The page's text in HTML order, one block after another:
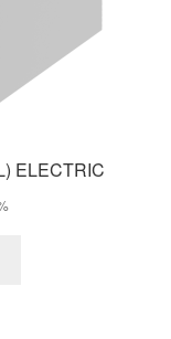
ELECTRIC